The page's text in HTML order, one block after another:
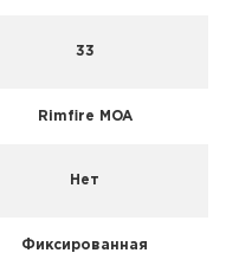
33
Rimfire MOA
Нет
Фиксированная